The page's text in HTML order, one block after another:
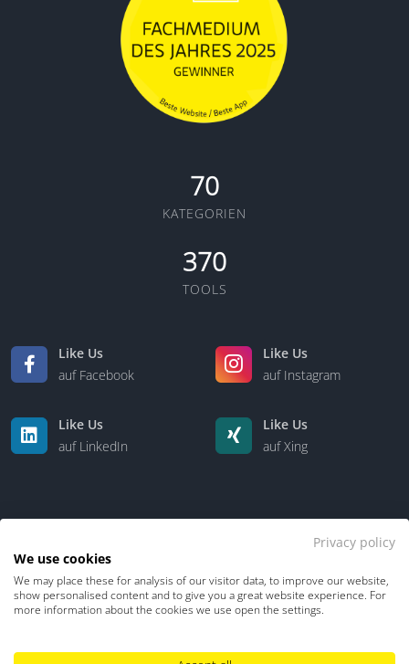
70
KATEGORIEN
370
TOOLS
Like Us
auf Facebook
Like Us
auf Instagram
Like Us
auf LinkedIn
Like Us
auf Xing
Kontakt Über uns
Privacy policy
We use cookies
We may place these for analysis of our visitor data, to improve our website,
show personalised content and to give you a great website experience. For
more information about the cookies we use open the settings.